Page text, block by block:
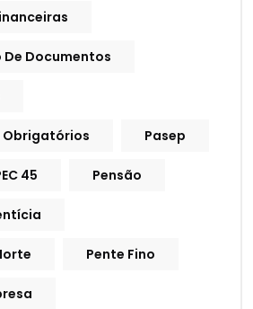
Documentos
Obrigatórios Pasep
45 Pensão
Pente Fino